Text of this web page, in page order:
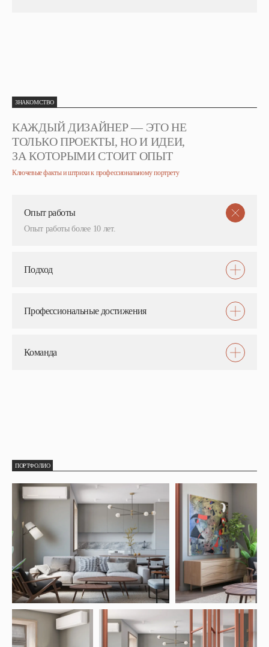
ЗНАКОМСТВО
КАЖДЫЙ ДИЗАЙНЕР — ЭТО НЕ
ТОЛЬКО ПРОЕКТЫ, НО И ИДЕИ,
ЗА КОТОРЫМИ СТОИТ ОПЫТ
Ключевые факты и штрихи к профессиональному портрету
Опыт работы
Опыт работы более 10 лет.
Подход
Профессиональные достижения
Команда
ПОРТФОЛИО